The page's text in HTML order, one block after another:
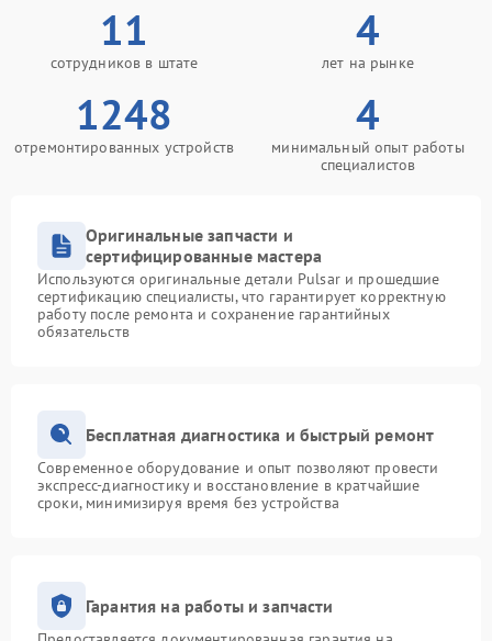
11
сотрудников в штате
4
лет на рынке
1248
отремонтированных устройств
4
минимальный опыт работы
специалистов
Оригинальные запчасти и
сертифицированные мастера
Используются оригинальные детали Pulsar и прошедшие
сертификацию специалисты, что гарантирует корректную
работу после ремонта и сохранение гарантийных
обязательств
Бесплатная диагностика и быстрый ремонт
Современное оборудование и опыт позволяют провести
экспресс-диагностику и восстановление в кратчайшие
сроки, минимизируя время без устройства
Гарантия на работы и запчасти